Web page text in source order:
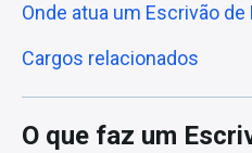
Onde atua um Escrivão de
Cargos relacionados
O que faz um